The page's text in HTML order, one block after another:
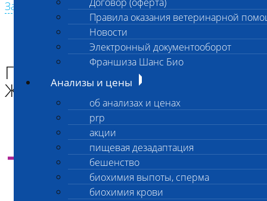
Заказать звонок с сайта
Правила оказания ветеринарной
Новости
Электронный документооборот
Франшиза Шанс Био
Анализы и цены
об анализах и ценах
prp
акции
пищевая дезадаптация
бешенство
биохимия выпоты, сперма
биохимия крови
Главная страница
Анализы и цены
ГЕНЕТИКА ДРУГИХ ВИДОВ ЖИВОТНЫХ
ГЕНЕТИКА ДРУГИХ ВИДОВ
ЖИВОТНЫХ
Инструкцияотбора и отправки материала на
генетические исследования